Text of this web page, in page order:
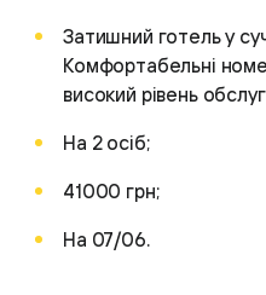
Затишний готель у
Комфортабельні
високий рівень
На 2 осіб;
41000 грн;
На 07/06.